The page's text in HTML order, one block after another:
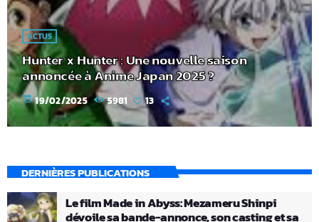
ACTUS
Hunter x Hunter : Une nouvelle saison
annoncée à Anime Japan 2025 ?
today 19/02/2025 5981 13
DERNIÈRES PUBLICATIONS
Le film Made in Abyss: Mezameru Shinpi
dévoile sa bande-annonce, son casting et sa